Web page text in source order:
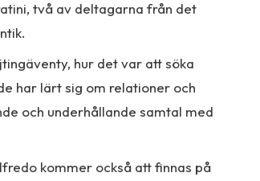
två av deltagarna från det
hur det var att söka
har lärt sig om relationer och
och underhållande samtal med
kommer också att finnas på